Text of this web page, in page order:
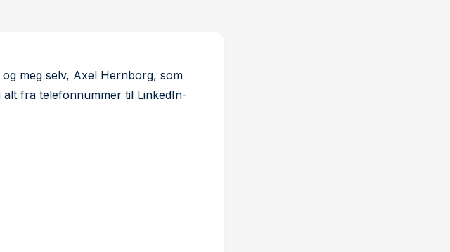
meg selv, Axel Hernborg, som
fra telefonnummer til LinkedIn-